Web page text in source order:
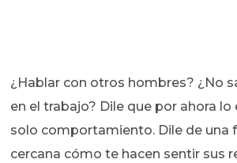
¿Hablar con otros hombres? ¿No
en el trabajo? Dile que por ahora lo
solo comportamiento. Dile de una
cercana cómo te hacen sentir sus